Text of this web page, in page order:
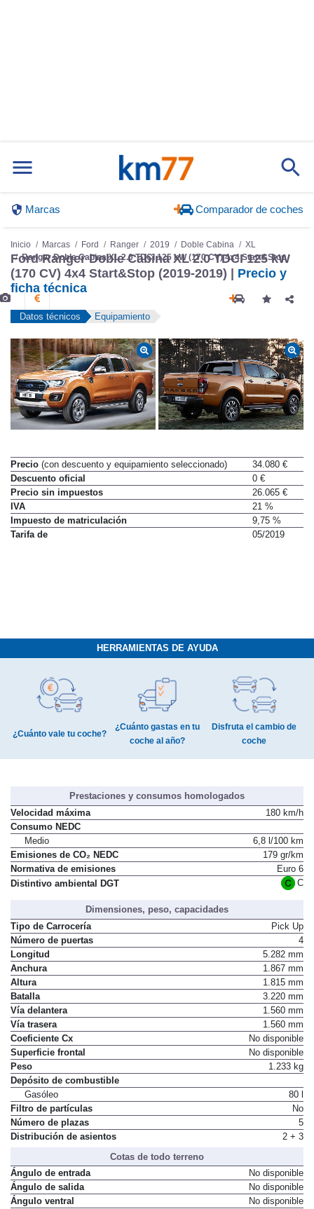
Marcas Comparador de coches
Inicio Marcas Ford Ranger 2019 Doble Cabina
XL
Ranger Doble Cabina XL 2.0 TDCI 125 kW (170 CV) 4x4 Start&Stop
Ford Ranger Doble Cabina XL 2.0 TDCI 125 kW
(170 CV) 4x4 Start&Stop (2019-2019) | Precio y
ficha técnica
Datos técnicos Equipamiento
Precio (con descuento y equipamiento seleccionado)
34.080 €
Descuento oficial
0 €
Precio sin impuestos
26.065 €
IVA
21 %
Impuesto de matriculación
9,75 %
Tarifa de
05/2019
HERRAMIENTAS DE AYUDA
¿Cuánto vale tu coche?
¿Cuánto gastas en tu
coche al año?
Disfruta el cambio de
coche
Prestaciones y consumos homologados
Velocidad máxima
180 km/h
Consumo NEDC
Medio
6,8 l/100 km
Emisiones de CO₂ NEDC
179 gr/km
Normativa de emisiones
Euro 6
Distintivo ambiental DGT
C
Dimensiones, peso, capacidades
Tipo de Carrocería
Pick Up
Número de puertas
4
Longitud
5.282 mm
Anchura
1.867 mm
Altura
1.815 mm
Batalla
3.220 mm
Vía delantera
1.560 mm
Vía trasera
1.560 mm
Coeficiente Cx
No disponible
Superficie frontal
No disponible
Peso
1.233 kg
Depósito de combustible
Gasóleo
80 l
Filtro de partículas
No
Número de plazas
5
Distribución de asientos
2 + 3
Cotas de todo terreno
Ángulo de entrada
No disponible
Ángulo de salida
No disponible
Ángulo ventral
No disponible